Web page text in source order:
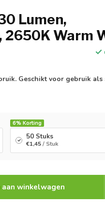
Lumen,
2650K Warm
Geschikt voor gebruik als
6% Korting
50 Stuks
€1,45/ Stuk
winkelwagen